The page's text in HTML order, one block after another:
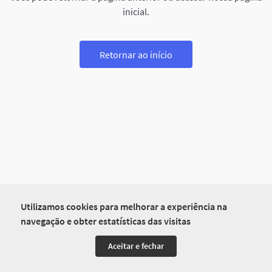
Utilizamos cookies para melhorar a experiência na
navegação e obter estatísticas das visitas
Aceitar e fechar
inicial.
Retornar ao início